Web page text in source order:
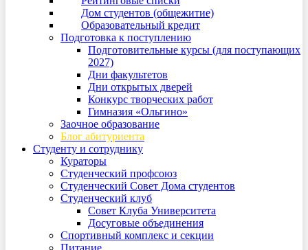
Дом студентов (общежитие)
Образовательный кредит
Подготовка к поступлению
Подготовительные курсы (для поступающих
2027)
Дни факультетов
Дни открытых дверей
Конкурс творческих работ
Гимназия «Ольгино»
Заочное образование
Блог абитуриента
Студенту и сотруднику
Кураторы
Студенческий профсоюз
Студенческий Совет Дома студентов
Студенческий клуб
Совет Клуба Университета
Досуговые объединения
Спортивный комплекс и секции
Питание